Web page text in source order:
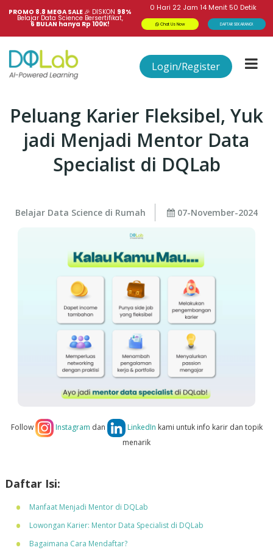
PROMO 8.8 MEGA SALE 🎉 DISKON 98%
Belajar Data Science Bersertifikat,
6 BULAN hanya Rp 100K!
0 Hari 22 Jam 14 Menit 50 Detik
Chat Us Now DAFTAR SEKARANG!
Login/Register
Peluang Karier Fleksibel, Yuk
jadi Menjadi Mentor Data
Specialist di DQLab
Belajar Data Science di Rumah 07-November-2024
Follow Instagram dan LinkedIn kami untuk info karir dan topik
menarik
Daftar Isi:
Manfaat Menjadi Mentor di DQLab
Lowongan Karier: Mentor Data Specialist di DQLab
Bagaimana Cara Mendaftar?